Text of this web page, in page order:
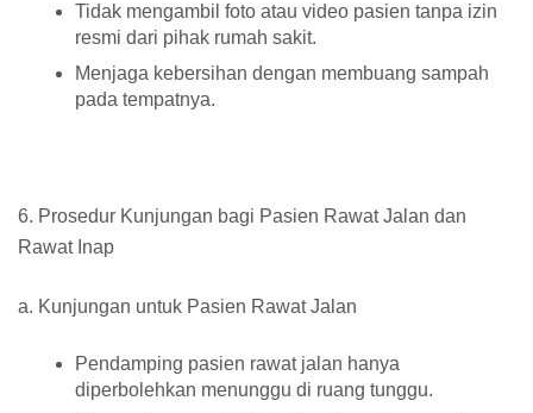
Tidak mengambil foto atau video pasien tanpa izin
resmi dari pihak rumah sakit.
Menjaga kebersihan dengan membuang sampah
pada tempatnya.
6. Prosedur Kunjungan bagi Pasien Rawat Jalan dan
Rawat Inap
a. Kunjungan untuk Pasien Rawat Jalan
Pendamping pasien rawat jalan hanya
diperbolehkan menunggu di ruang tunggu.